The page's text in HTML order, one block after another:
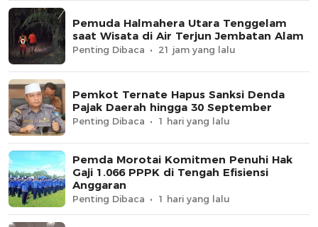
Pemuda Halmahera Utara Tenggelam
saat Wisata di Air Terjun Jembatan Alam
Penting Dibaca 21 jam yang lalu
Pemkot Ternate Hapus Sanksi Denda
Pajak Daerah hingga 30 September
Penting Dibaca 1 hari yang lalu
Pemda Morotai Komitmen Penuhi Hak
Gaji 1.066 PPPK di Tengah Efisiensi
Anggaran
Penting Dibaca 1 hari yang lalu